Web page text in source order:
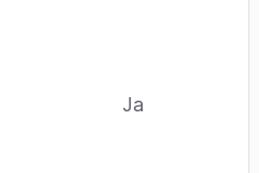
Ja